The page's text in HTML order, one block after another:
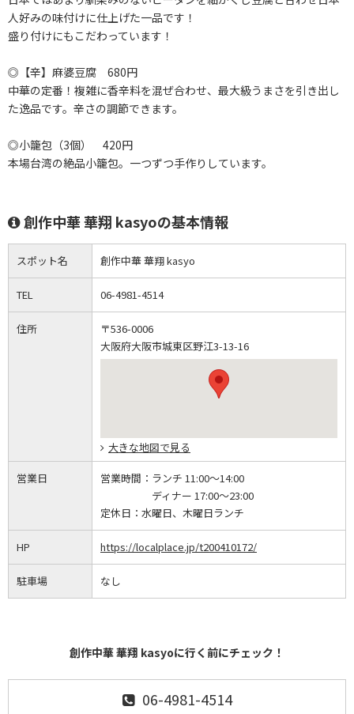
人好みの味付けに仕上げた一品です！
盛り付けにもこだわっています！
◎【辛】麻婆豆腐 680円
中華の定番！複雑に香辛料を混ぜ合わせ、最大級うまさを引き出し
た逸品です。辛さの調節できます。
◎小籠包（3個） 420円
本場台湾の絶品小籠包。一つずつ手作りしています。
創作中華 華翔 kasyoの基本情報
スポット名 創作中華 華翔 kasyo
TEL 06-4981-4514
住所
〒536-0006
大阪府大阪市城東区野江3-13-16
大きな地図で見る
営業日 営業時間： ランチ 11:00～14:00
ディナー 17:00～23:00
定休日： 水曜日、木曜日ランチ
HP https://localplace.jp/t200410172/
駐車場 なし
創作中華 華翔 kasyoに行く前にチェック！
06-4981-4514